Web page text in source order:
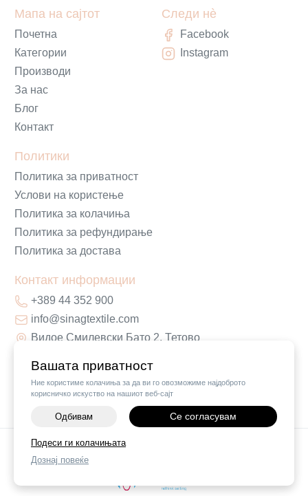
Вашата приватност
Ние користиме колачиња за да ви го овозможиме најдоброто
корисничко искуство на нашиот веб-сајт
Одбивам Се согласувам
Подеси ги колачињата
Дознај повеќе
Мапа на сајтот
Почетна
Категории
Производи
За нас
Блог
Контакт
Политики
Политика за приватност
Услови на користење
Политика за колачиња
Политика за рефундирање
Политика за достава
Контакт информации
+389 44 352 900
info@sinagtextile.com
Видое Смилевски Бато 2, Тетово
Следи нè
Facebook
Instagram
©2026Vendor x
Поставки за колачиња